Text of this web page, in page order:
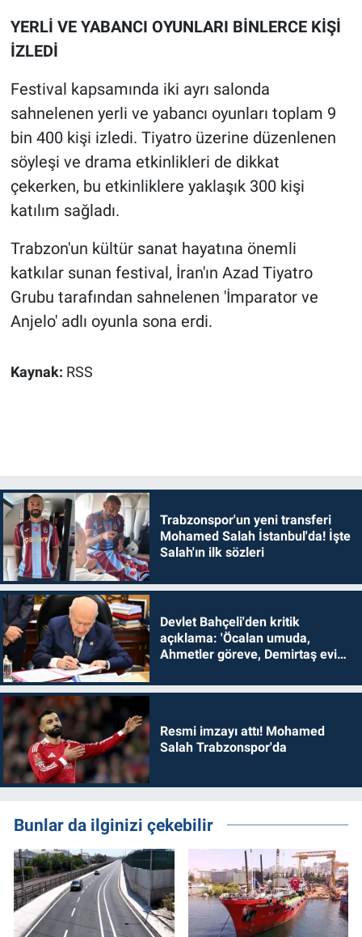
YERLİ VE YABANCI OYUNLARI BİNLERCE KİŞİ
İZLEDİ
Festival kapsamında iki ayrı salonda
sahnelenen yerli ve yabancı oyunları toplam 9
bin 400 kişi izledi. Tiyatro üzerine düzenlenen
söyleşi ve drama etkinlikleri de dikkat
çekerken, bu etkinliklere yaklaşık 300 kişi
katılım sağladı.
Trabzon'un kültür sanat hayatına önemli
katkılar sunan festival, İran'ın Azad Tiyatro
Grubu tarafından sahnelenen 'İmparator ve
Anjelo' adlı oyunla sona erdi.
Kaynak: RSS
Trabzonspor'un yeni transferi
Mohamed Salah İstanbul'da! İşte
Salah'ın ilk sözleri
Devlet Bahçeli'den kritik
açıklama: 'Öcalan umuda,
Ahmetler göreve, Demirtaş evine
Resmi imzayı attı! Mohamed
Salah Trabzonspor'da
Bunlar da ilginizi çekebilir